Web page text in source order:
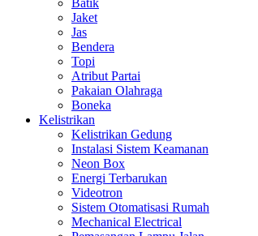
Batik
Jaket
Jas
Bendera
Topi
Atribut Partai
Pakaian Olahraga
Boneka
Kelistrikan
Kelistrikan Gedung
Instalasi Sistem Keamanan
Neon Box
Energi Terbarukan
Videotron
Sistem Otomatisasi Rumah
Mechanical Electrical